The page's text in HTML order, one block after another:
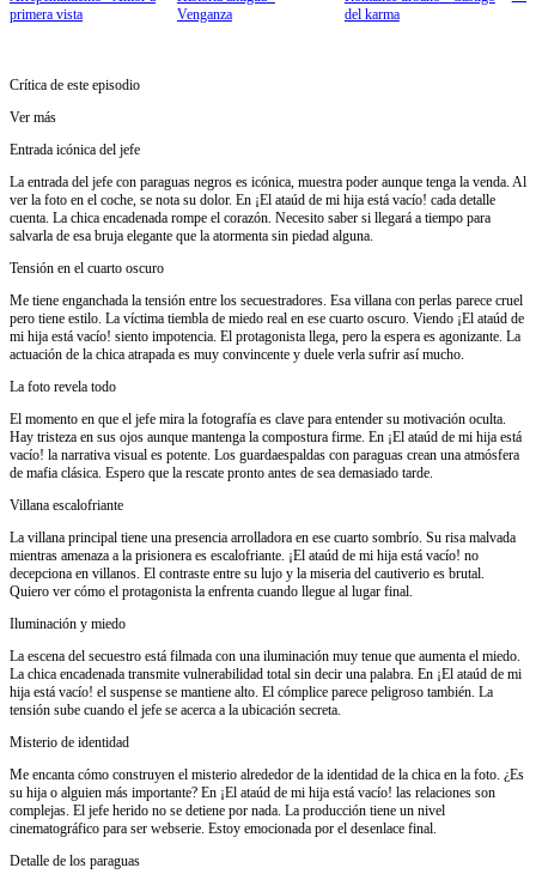
primera vista
Venganza
del karma
Crítica de este episodio
Ver más
Entrada icónica del jefe
La entrada del jefe con paraguas negros es icónica, muestra poder aunque tenga la venda. Al
ver la foto en el coche, se nota su dolor. En ¡El ataúd de mi hija está vacío! cada detalle
cuenta. La chica encadenada rompe el corazón. Necesito saber si llegará a tiempo para
salvarla de esa bruja elegante que la atormenta sin piedad alguna.
Tensión en el cuarto oscuro
Me tiene enganchada la tensión entre los secuestradores. Esa villana con perlas parece cruel
pero tiene estilo. La víctima tiembla de miedo real en ese cuarto oscuro. Viendo ¡El ataúd de
mi hija está vacío! siento impotencia. El protagonista llega, pero la espera es agonizante. La
actuación de la chica atrapada es muy convincente y duele verla sufrir así mucho.
La foto revela todo
El momento en que el jefe mira la fotografía es clave para entender su motivación oculta.
Hay tristeza en sus ojos aunque mantenga la compostura firme. En ¡El ataúd de mi hija está
vacío! la narrativa visual es potente. Los guardaespaldas con paraguas crean una atmósfera
de mafia clásica. Espero que la rescate pronto antes de sea demasiado tarde.
Villana escalofriante
La villana principal tiene una presencia arrolladora en ese cuarto sombrío. Su risa malvada
mientras amenaza a la prisionera es escalofriante. ¡El ataúd de mi hija está vacío! no
decepciona en villanos. El contraste entre su lujo y la miseria del cautiverio es brutal.
Quiero ver cómo el protagonista la enfrenta cuando llegue al lugar final.
Iluminación y miedo
La escena del secuestro está filmada con una iluminación muy tenue que aumenta el miedo.
La chica encadenada transmite vulnerabilidad total sin decir una palabra. En ¡El ataúd de mi
hija está vacío! el suspense se mantiene alto. El cómplice parece peligroso también. La
tensión sube cuando el jefe se acerca a la ubicación secreta.
Misterio de identidad
Me encanta cómo construyen el misterio alrededor de la identidad de la chica en la foto. ¿Es
su hija o alguien más importante? En ¡El ataúd de mi hija está vacío! las relaciones son
complejas. El jefe herido no se detiene por nada. La producción tiene un nivel
cinematográfico para ser webserie. Estoy emocionada por el desenlace final.
Detalle de los paraguas